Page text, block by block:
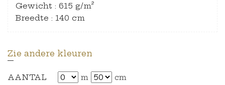
Gewicht : 615 g/m²
Breedte : 140 cm
Zie andere kleuren
AANTAL m cm